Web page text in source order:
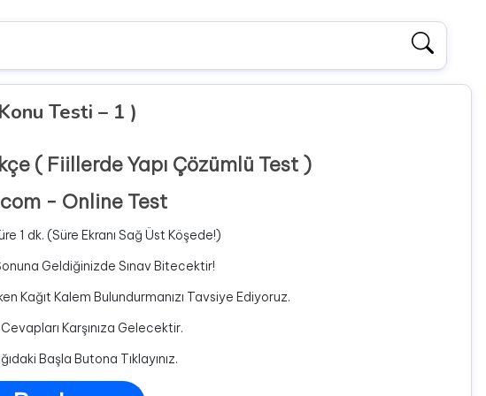
Testi – 1 )
( Fiillerde Yapı Çözümlü Test )
- Online Test
1 dk. (Süre Ekranı Sağ Üst Köşede!)
Geldiğinizde Sınav Bitecektir!
Kağıt Kalem Bulundurmanızı Tavsiye Ediyoruz.
Karşınıza Gelecektir.
Başla Butona Tıklayınız.